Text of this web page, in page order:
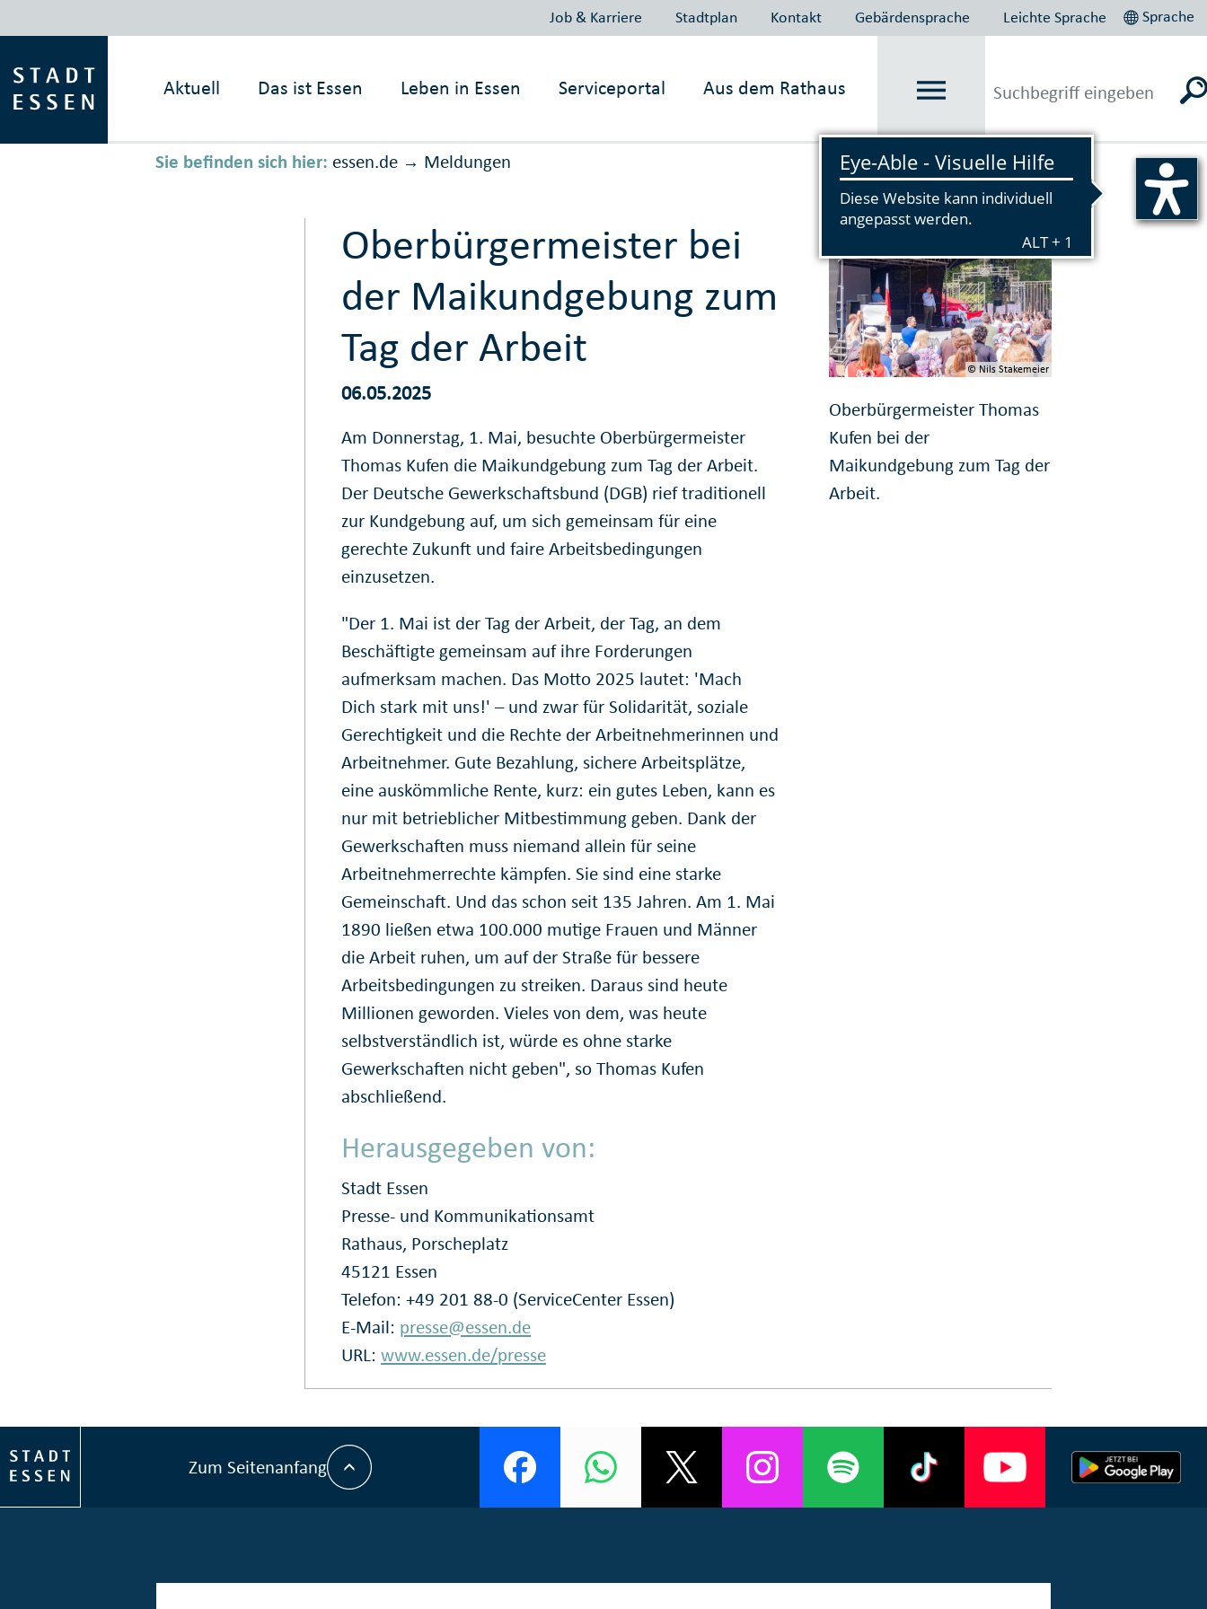
Job & Karriere Stadtplan Kontakt Gebärdensprache Leichte Sprache Sprache
Aktuell Das ist Essen Leben in Essen Serviceportal Aus dem Rathaus
Sie befinden sich hier: essen.de → Meldungen Vorlesen
Oberbürgermeister bei
der Maikundgebung zum
Tag der Arbeit
06.05.2025
Am Donnerstag, 1. Mai, besuchte Oberbürgermeister
Thomas Kufen die Maikundgebung zum Tag der Arbeit.
Der Deutsche Gewerkschaftsbund (DGB) rief traditionell
zur Kundgebung auf, um sich gemeinsam für eine
gerechte Zukunft und faire Arbeitsbedingungen
einzusetzen.
"Der 1. Mai ist der Tag der Arbeit, der Tag, an dem
Beschäftigte gemeinsam auf ihre Forderungen
aufmerksam machen. Das Motto 2025 lautet: 'Mach
Dich stark mit uns!' – und zwar für Solidarität, soziale
Gerechtigkeit und die Rechte der Arbeitnehmerinnen und
Arbeitnehmer. Gute Bezahlung, sichere Arbeitsplätze,
eine auskömmliche Rente, kurz: ein gutes Leben, kann es
nur mit betrieblicher Mitbestimmung geben. Dank der
Gewerkschaften muss niemand allein für seine
Arbeitnehmerrechte kämpfen. Sie sind eine starke
Gemeinschaft. Und das schon seit 135 Jahren. Am 1. Mai
1890 ließen etwa 100.000 mutige Frauen und Männer
die Arbeit ruhen, um auf der Straße für bessere
Arbeitsbedingungen zu streiken. Daraus sind heute
Millionen geworden. Vieles von dem, was heute
selbstverständlich ist, würde es ohne starke
Gewerkschaften nicht geben", so Thomas Kufen
abschließend.
Herausgegeben von:
Stadt Essen
Presse- und Kommunikationsamt
Rathaus, Porscheplatz
45121 Essen
Telefon: +49 201 88-0 (ServiceCenter Essen)
E-Mail: presse@essen.de
URL:www.essen.de/presse
© Nils Stakemeier
Oberbürgermeister Thomas
Kufen bei der
Maikundgebung zum Tag der
Arbeit.
Zum Seitenanfang